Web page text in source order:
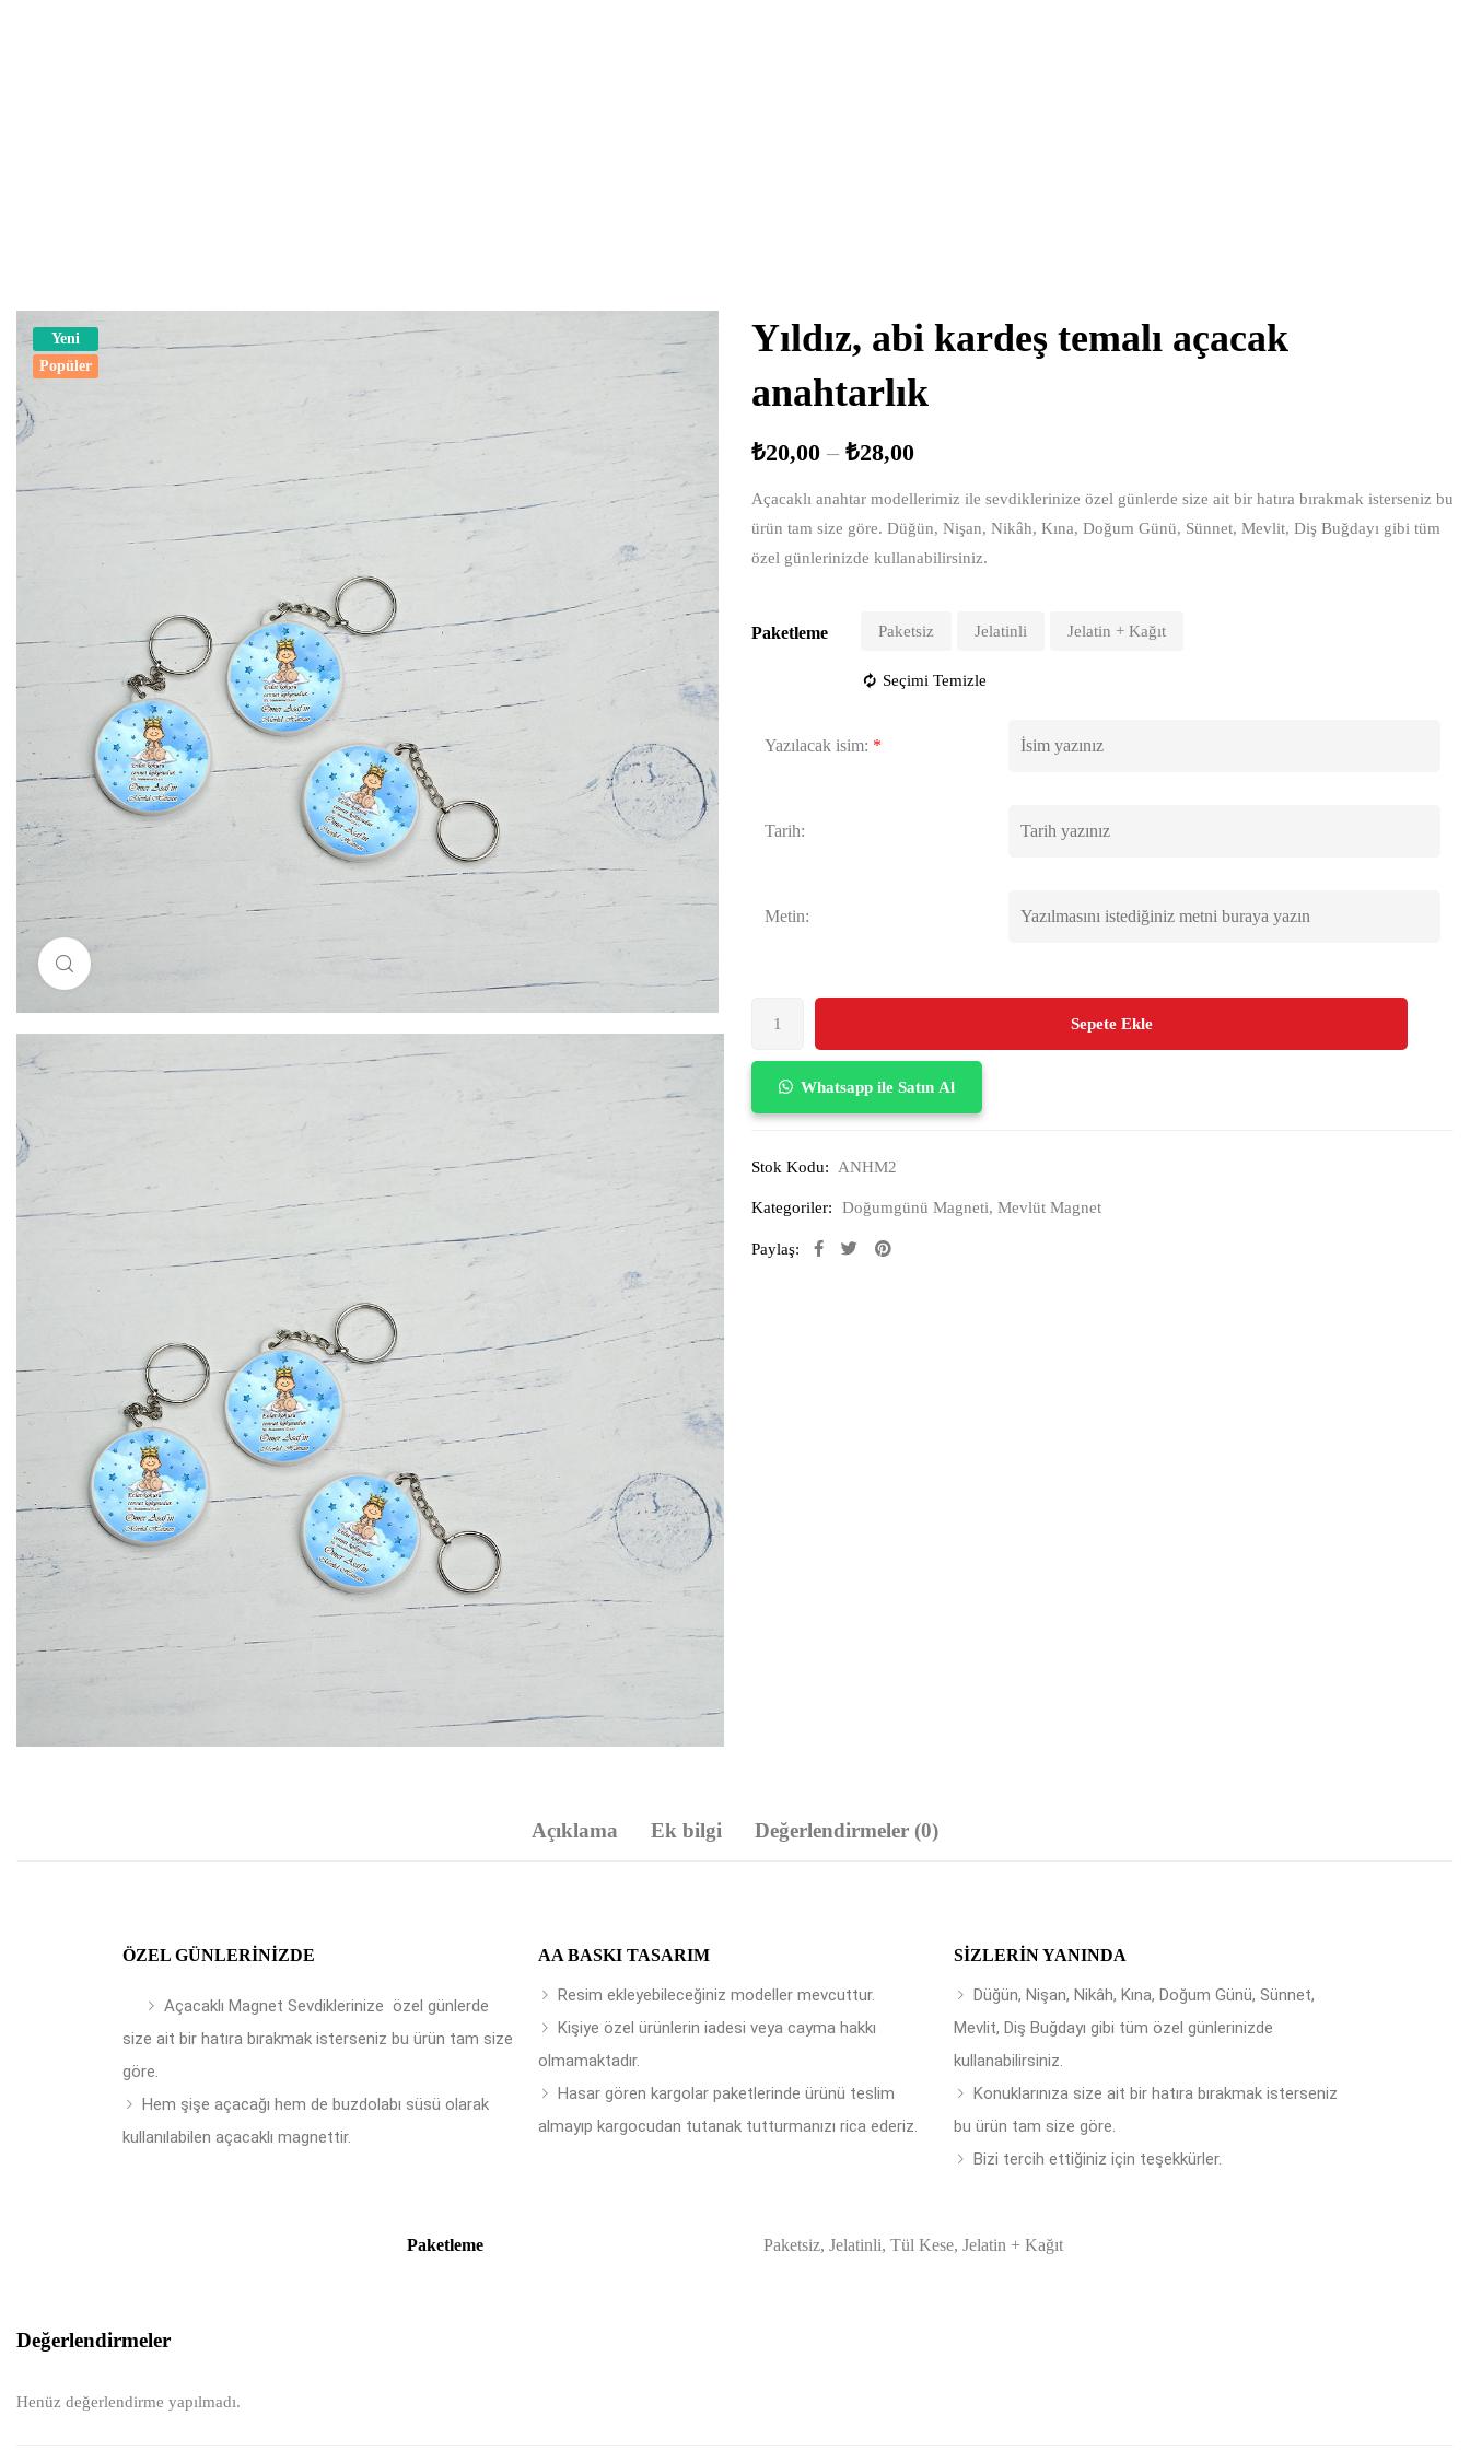
Yeni
Popüler
Yıldız, abi kardeş temalı açacak
anahtarlık
₺20,00 – ₺28,00
Açacaklı anahtar modellerimiz ile sevdiklerinize özel günlerde size ait bir hatıra bırakmak isterseniz bu
ürün tam size göre. Düğün, Nişan, Nikâh, Kına, Doğum Günü, Sünnet, Mevlit, Diş Buğdayı gibi tüm
özel günlerinizde kullanabilirsiniz.
Paketleme Paketsiz Jelatinli Jelatin + Kağıt
Seçimi Temizle
Yazılacak isim: *
Tarih:
Metin:
Sepete Ekle
Whatsapp ile Satın Al
Stok Kodu: ANHM2
Kategoriler: Doğumgünü Magneti, Mevlüt Magnet
Paylaş:
Açıklama Ek bilgi Değerlendirmeler (0)
ÖZEL GÜNLERINIZDE
Açacaklı Magnet Sevdiklerinize özel günlerde
size ait bir hatıra bırakmak isterseniz bu ürün tam size
göre.
Hem şişe açacağı hem de buzdolabı süsü olarak
kullanılabilen açacaklı magnettir.
AA BASKI TASARIM
Resim ekleyebileceğiniz modeller mevcuttur.
Kişiye özel ürünlerin iadesi veya cayma hakkı
olmamaktadır.
Hasar gören kargolar paketlerinde ürünü teslim
almayıp kargocudan tutanak tutturmanızı rica ederiz.
SIZLERIN YANINDA
Düğün, Nişan, Nikâh, Kına, Doğum Günü, Sünnet,
Mevlit, Diş Buğdayı gibi tüm özel günlerinizde
kullanabilirsiniz.
Konuklarınıza size ait bir hatıra bırakmak isterseniz
bu ürün tam size göre.
Bizi tercih ettiğiniz için teşekkürler.
Paketleme Paketsiz, Jelatinli, Tül Kese, Jelatin + Kağıt
Değerlendirmeler
Henüz değerlendirme yapılmadı.